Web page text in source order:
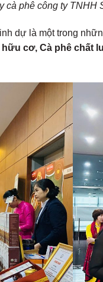
cà phê công ty TNHH
dự là một trong
hữu cơ, Cà phê chất